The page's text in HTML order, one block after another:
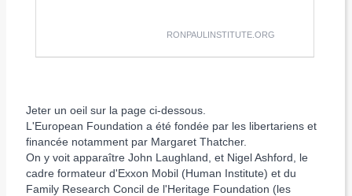
RONPAULINSTITUTE.ORG
Jeter un oeil sur la page ci-dessous.
L'European Foundation a été fondée par les libertariens et
financée notamment par Margaret Thatcher.
On y voit apparaître John Laughland, et Nigel Ashford, le
cadre formateur d'Exxon Mobil (Human Institute) et du
Family Research Concil de l'Heritage Foundation (les